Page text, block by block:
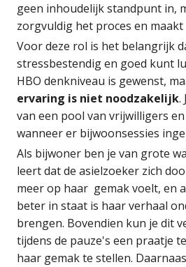
geen inhoudelijk standpunt in,
zorgvuldig het proces en
Voor deze rol is het belangrijk
stressbestendig en goed kunt
HBO denkniveau is gewenst,
ervaring is niet noodzakelijk.
van een pool van vrijwilligers
wanneer er bijwoonsessies
Als bijwoner ben je van grote
leert dat de asielzoeker zich
meer op haar gemak voelt, en
beter in staat is haar verhaal
brengen. Bovendien kun je dit
tijdens de pauze's een praatje
haar gemak te stellen.